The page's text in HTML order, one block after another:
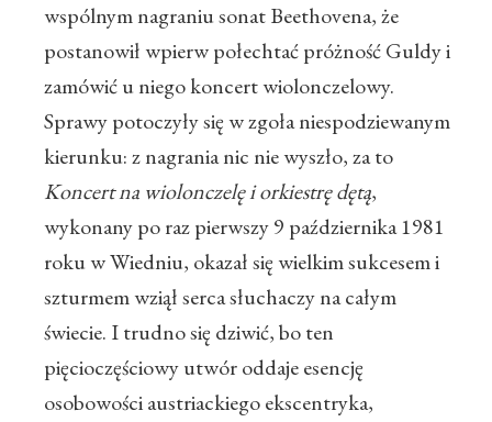
wspólnym nagraniu sonat Beethovena, że
postanowił wpierw połechtać próżność Guldy i
zamówić u niego koncert wiolonczelowy.
Sprawy potoczyły się w zgoła niespodziewanym
kierunku: z nagrania nic nie wyszło, za to
Koncert na wiolonczelę i orkiestrę dętą,
wykonany po raz pierwszy 9 października 1981
roku w Wiedniu, okazał się wielkim sukcesem i
szturmem wziął serca słuchaczy na całym
świecie. I trudno się dziwić, bo ten
pięcioczęściowy utwór oddaje esencję
osobowości austriackiego ekscentryka,